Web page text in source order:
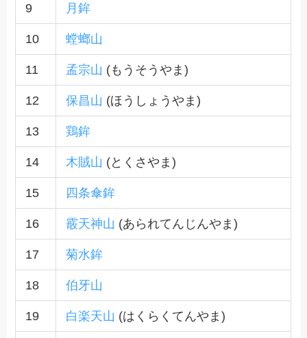
9 月鉾
10 螳螂山
11 孟宗山 (もうそうやま)
12 保昌山 (ほうしょうやま)
13 鶏鉾
14 木賊山 (とくさやま)
15 四条傘鉾
16 霰天神山 (あられてんじんやま)
17 菊水鉾
18 伯牙山
19 白楽天山 (はくらくてんやま)